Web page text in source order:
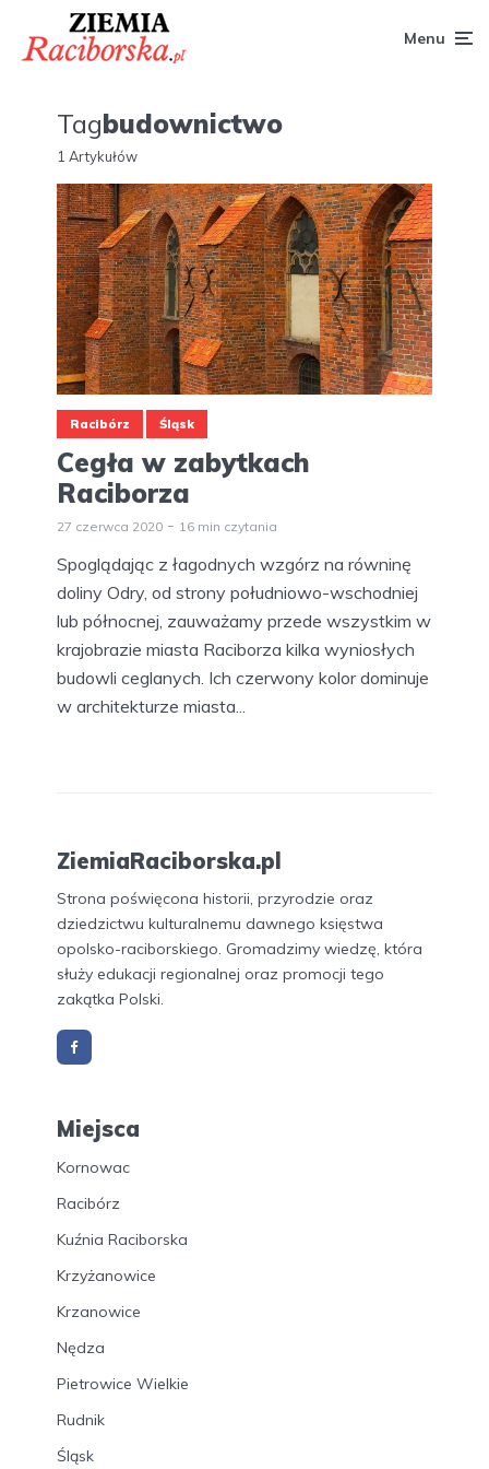
Menu
Tagbudownictwo
1 Artykułów
Racibórz Śląsk
Cegła w zabytkach
Raciborza
27 czerwca 2020 16 min czytania
Spoglądając z łagodnych wzgórz na równinę
doliny Odry, od strony południowo-wschodniej
lub północnej, zauważamy przede wszystkim w
krajobrazie miasta Raciborza kilka wyniosłych
budowli ceglanych. Ich czerwony kolor dominuje
w architekturze miasta...
ZiemiaRaciborska.pl
Strona poświęcona historii, przyrodzie oraz
dziedzictwu kulturalnemu dawnego księstwa
opolsko-raciborskiego. Gromadzimy wiedzę, która
służy edukacji regionalnej oraz promocji tego
zakątka Polski.
Miejsca
Kornowac
Racibórz
Kuźnia Raciborska
Krzyżanowice
Krzanowice
Nędza
Pietrowice Wielkie
Rudnik
Śląsk